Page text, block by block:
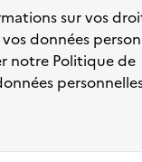
sur vos
données
notre Politique de